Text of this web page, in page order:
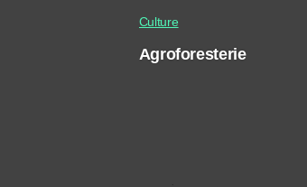
Culture
Agroforesterie